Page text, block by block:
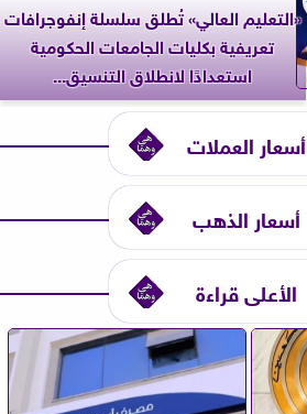
«التعليم العالي» تُطلق سلسلة إنفوجرافات
تعريفية بكليات الجامعات الحكومية
استعدادًا لانطلاق التنسيق...
أسعار العملات
أسعار الذهب
الأعلى قراءة